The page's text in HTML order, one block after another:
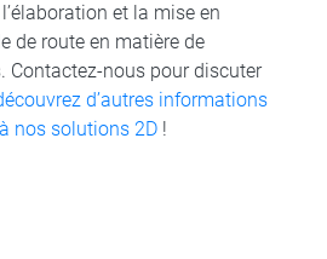
et la mise en
de route en matière de
Contactez-nous pour discuter
d’autres informations
nos solutions 2D !